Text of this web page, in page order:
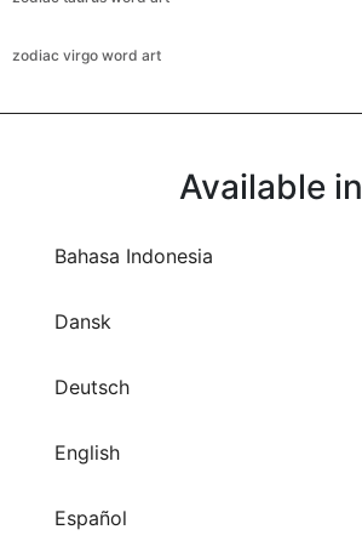
zodiac virgo word art
Available in
Bahasa Indonesia
Dansk
Deutsch
English
Español